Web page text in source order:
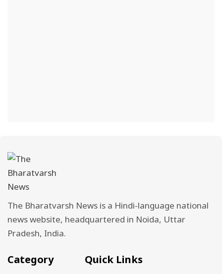
The Bharatvarsh News is a Hindi-language national
news website, headquartered in Noida, Uttar
Pradesh, India.
Category Quick Links